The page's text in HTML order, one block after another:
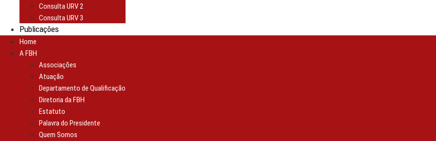
Consulta URV 2
Consulta URV 3
Publicações
Home
A FBH
Associações
Atuação
Departamento de Qualificação
Diretoria da FBH
Estatuto
Palavra do Presidente
Quem Somos